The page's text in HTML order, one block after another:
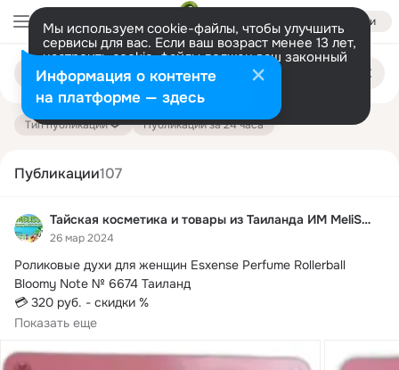
Войти
Мы используем cookie-файлы, чтобы улучшить
сервисы для вас. Если ваш возраст менее 13 лет,
настроить cookie-файлы должен ваш законный
представитель. Больше информации
Разрешить все Настроить
Поиск
публикациям
Тип публикации Публикации за 24 часа
Публикации107
Тайская косметика и товары из Таиланда ИМ MeliSSa
26 мар 2024
Роликовые духи для женщин Esxense Perfume Rollerball
Bloomy Note № 6674 Таиланд
💳 320 руб. - скидки %
#BloomyNote #духи #женскийпарфюм...
Показать еще
Информация о контенте
на платформе — здесь